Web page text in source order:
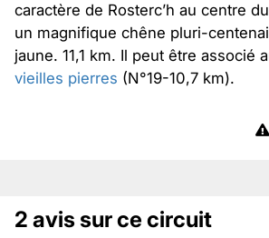
caractère de Rosterc’h au centre
un magnifique chêne pluri-
jaune. 11,1 km. Il peut être associé
vieilles pierres (N°19-10,7 km).
2 avis sur ce circuit